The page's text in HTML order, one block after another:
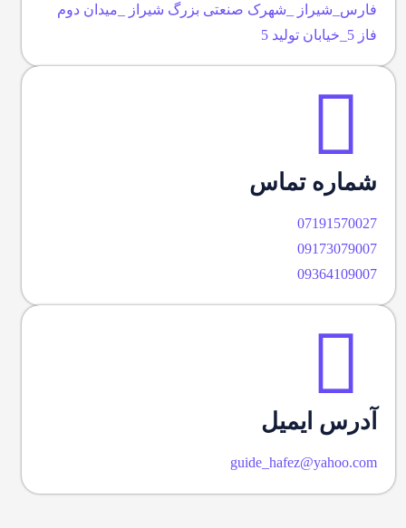
فارس_شیراز _شهرک صنعتی بزرگ شیراز _میدان دوم
فاز 5_خیابان تولید 5
شماره تماس
07191570027
09173079007
09364109007
آدرس ایمیل
guide_hafez@yahoo.com